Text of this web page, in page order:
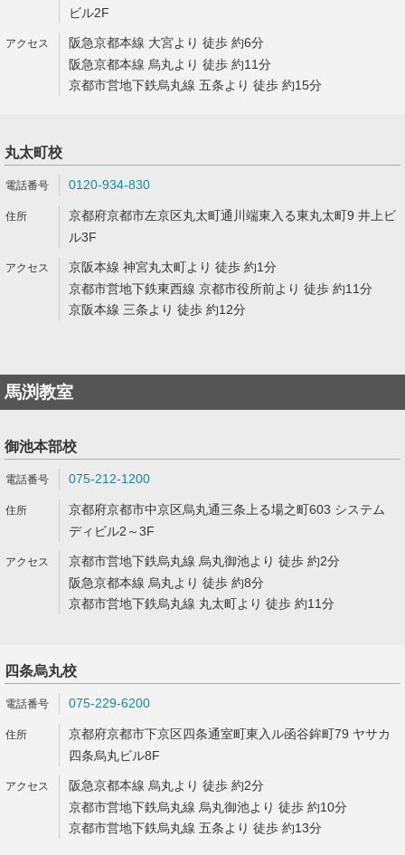
ビル2F
阪急京都本線 大宮より 徒歩 約6分
阪急京都本線 烏丸より 徒歩 約11分
京都市営地下鉄烏丸線 五条より 徒歩 約15分
丸太町校
0120-934-830
京都府京都市左京区丸太町通川端東入る東丸太町9 井上ビ
ル3F
京阪本線 神宮丸太町より 徒歩 約1分
京都市営地下鉄東西線 京都市役所前より 徒歩 約11分
京阪本線 三条より 徒歩 約12分
馬渕教室
御池本部校
075-212-1200
京都府京都市中京区烏丸通三条上る場之町603 システム
ディビル2～3F
京都市営地下鉄烏丸線 烏丸御池より 徒歩 約2分
阪急京都本線 烏丸より 徒歩 約8分
京都市営地下鉄烏丸線 丸太町より 徒歩 約11分
四条烏丸校
075-229-6200
京都府京都市下京区四条通室町東入ル函谷鉾町79 ヤサカ
四条烏丸ビル8F
阪急京都本線 烏丸より 徒歩 約2分
京都市営地下鉄烏丸線 烏丸御池より 徒歩 約10分
京都市営地下鉄烏丸線 五条より 徒歩 約13分